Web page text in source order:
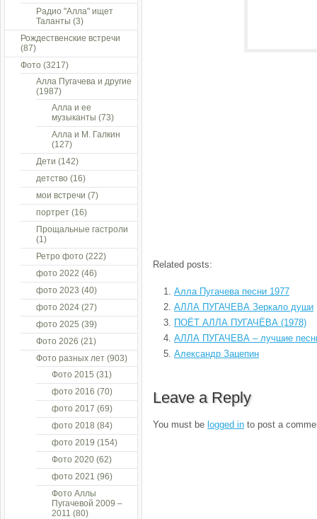
Related posts:
Алла Пугачева песни 1977
АЛЛА ПУГАЧЕВА Зеркало души
ПОЁТ АЛЛА ПУГАЧЁВА (1978)
АЛЛА ПУГАЧЕВА – лучшие
Александр Зацепин
Leave a Reply
You must be logged in to post a
Радио "Алла" ищет
Таланты (3)
Рождественские встречи
(87)
Фото (3217)
Алла Пугачева и другие
(1987)
Алла и ее
музыканты (73)
Алла и М. Галкин
(127)
Дети (142)
детство (16)
мои встречи (7)
портрет (16)
Прощальные гастроли
(1)
Ретро фото (222)
фото 2022 (46)
фото 2023 (40)
фото 2024 (27)
фото 2025 (39)
Фото 2026 (21)
Фото разных лет (903)
Фото 2015 (31)
фото 2016 (70)
фото 2017 (69)
фото 2018 (84)
фото 2019 (154)
Фото 2020 (62)
фото 2021 (96)
Фото Аллы
Пугачевой 2009 –
2011 (80)